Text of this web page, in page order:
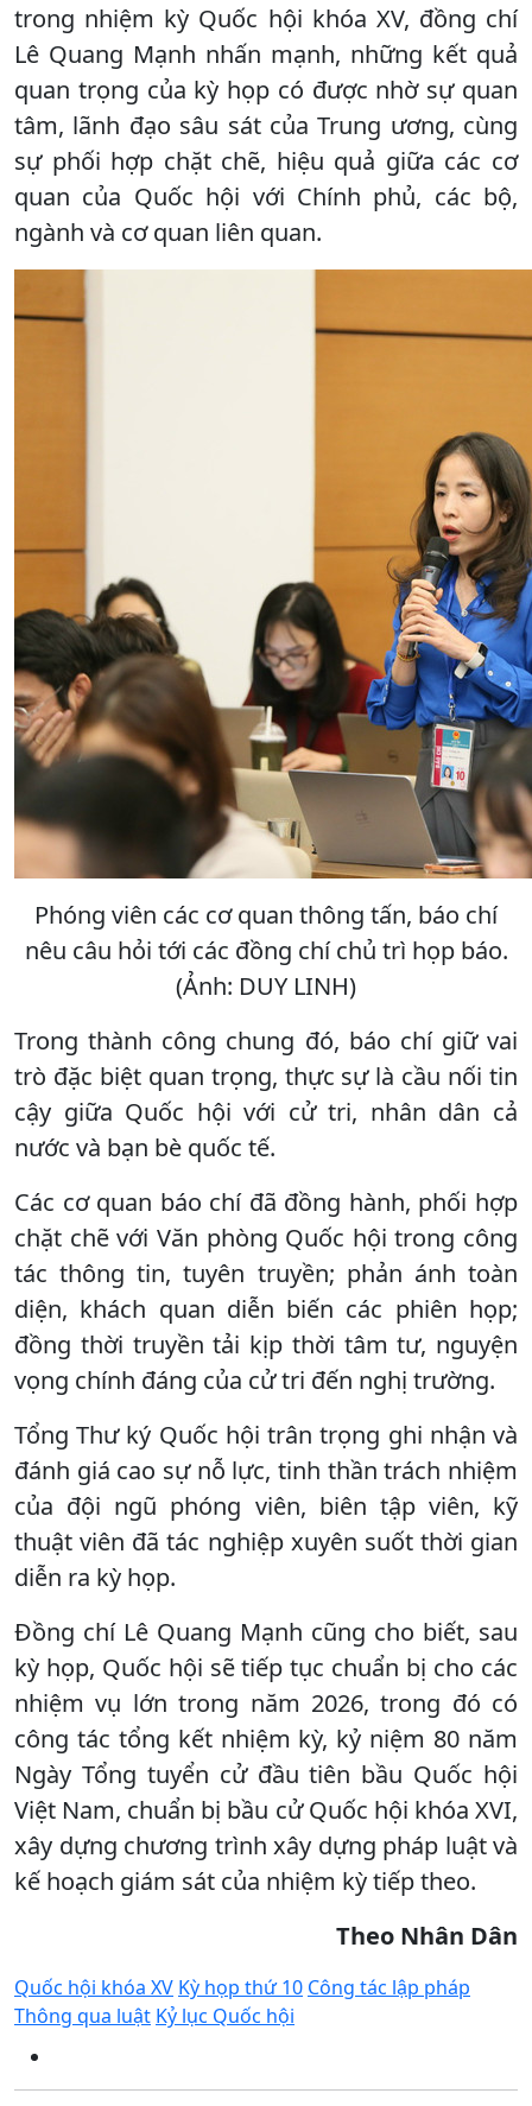
trong nhiệm kỳ Quốc hội khóa XV, đồng chí
Lê Quang Mạnh nhấn mạnh, những kết quả
quan trọng của kỳ họp có được nhờ sự quan
tâm, lãnh đạo sâu sát của Trung ương, cùng
sự phối hợp chặt chẽ, hiệu quả giữa các cơ
quan của Quốc hội với Chính phủ, các bộ,
ngành và cơ quan liên quan.
Phóng viên các cơ quan thông tấn, báo chí
nêu câu hỏi tới các đồng chí chủ trì họp báo.
(Ảnh: DUY LINH)
Trong thành công chung đó, báo chí giữ vai
trò đặc biệt quan trọng, thực sự là cầu nối tin
cậy giữa Quốc hội với cử tri, nhân dân cả
nước và bạn bè quốc tế.
Các cơ quan báo chí đã đồng hành, phối hợp
chặt chẽ với Văn phòng Quốc hội trong công
tác thông tin, tuyên truyền; phản ánh toàn
diện, khách quan diễn biến các phiên họp;
đồng thời truyền tải kịp thời tâm tư, nguyện
vọng chính đáng của cử tri đến nghị trường.
Tổng Thư ký Quốc hội trân trọng ghi nhận và
đánh giá cao sự nỗ lực, tinh thần trách nhiệm
của đội ngũ phóng viên, biên tập viên, kỹ
thuật viên đã tác nghiệp xuyên suốt thời gian
diễn ra kỳ họp.
Đồng chí Lê Quang Mạnh cũng cho biết, sau
kỳ họp, Quốc hội sẽ tiếp tục chuẩn bị cho các
nhiệm vụ lớn trong năm 2026, trong đó có
công tác tổng kết nhiệm kỳ, kỷ niệm 80 năm
Ngày Tổng tuyển cử đầu tiên bầu Quốc hội
Việt Nam, chuẩn bị bầu cử Quốc hội khóa XVI,
xây dựng chương trình xây dựng pháp luật và
kế hoạch giám sát của nhiệm kỳ tiếp theo.
Theo Nhân Dân
Quốc hội khóa XV Kỳ họp thứ 10 Công tác lập pháp
Thông qua luật Kỷ lục Quốc hội